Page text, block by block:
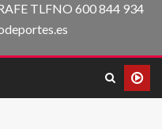
TLFNO 600 844 934